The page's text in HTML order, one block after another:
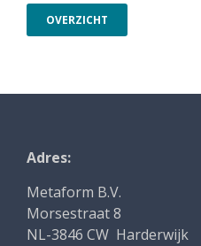
OVERZICHT
Adres:
Metaform B.V.
Morsestraat 8
NL-3846 CW Harderwijk